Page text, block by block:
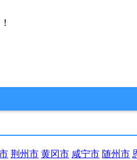
荆州市 黄冈市 咸宁市 随州市